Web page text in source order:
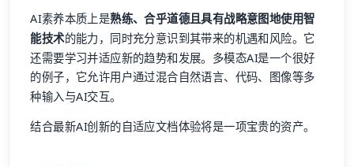
AI素养本质上是熟练、合乎道德且具有战略意图地使用智
能技术的能力，同时充分意识到其带来的机遇和风险。它
还需要学习并适应新的趋势和发展。多模态AI是一个很好
的例子，它允许用户通过混合自然语言、代码、图像等多
种输入与AI交互。
结合最新AI创新的自适应文档体验将是一项宝贵的资产。